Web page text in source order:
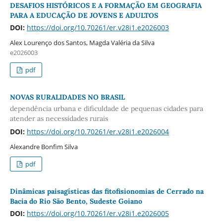
DESAFIOS HISTÓRICOS E A FORMAÇÃO EM GEOGRAFIA
PARA A EDUCAÇÃO DE JOVENS E ADULTOS
DOI: https://doi.org/10.70261/er.v28i1.e2026003
Alex Lourenço dos Santos, Magda Valéria da Silva
e2026003
pdf
NOVAS RURALIDADES NO BRASIL
dependência urbana e dificuldade de pequenas cidades para
atender as necessidades rurais
DOI: https://doi.org/10.70261/er.v28i1.e2026004
Alexandre Bonfim Silva
pdf
Dinâmicas paisagísticas das fitofisionomias de Cerrado na
Bacia do Rio São Bento, Sudeste Goiano
DOI: https://doi.org/10.70261/er.v28i1.e2026005